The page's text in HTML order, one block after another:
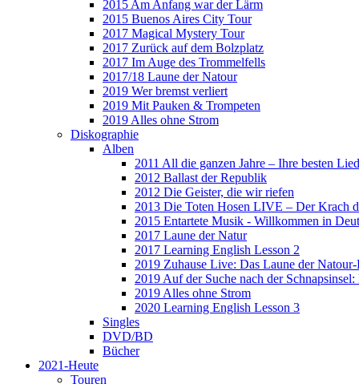
2015 Am Anfang war der Lärm
2015 Buenos Aires City Tour
2017 Magical Mystery Tour
2017 Zurück auf dem Bolzplatz
2017 Im Auge des Trommelfells
2017/18 Laune der Natour
2019 Wer bremst verliert
2019 Mit Pauken & Trompeten
2019 Alles ohne Strom
Diskographie
Alben
2011 All die ganzen Jahre – Ihre besten
2012 Ballast der Republik
2012 Die Geister, die wir riefen
2013 Die Toten Hosen LIVE – Der Krach
2015 Entartete Musik - Willkommen in
2017 Laune der Natur
2017 Learning English Lesson 2
2019 Zuhause Live: Das Laune der
2019 Auf der Suche nach der
2019 Alles ohne Strom
2020 Learning English Lesson 3
Singles
DVD/BD
Bücher
2021-Heute
Touren